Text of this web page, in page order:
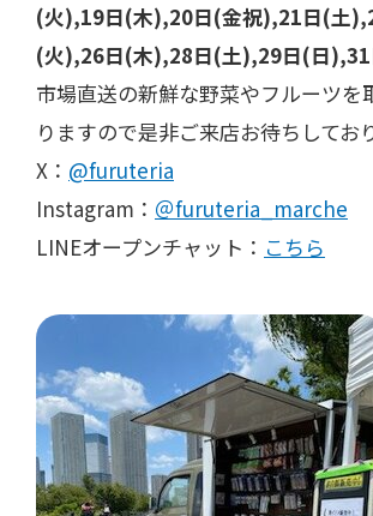
(火),19日(木),20日(金祝),21日(土
(火),26日(木),28日(土),29日(日
市場直送の新鮮な野菜やフルーツを
りますので是非ご来店お待ちしてお
X： @furuteria
Instagram： ＠furuteria_marche
LINEオープンチャット： こちら